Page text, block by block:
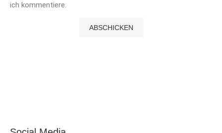
ich kommentiere.